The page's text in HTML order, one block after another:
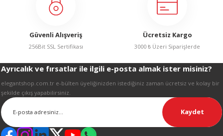
Bu ürüne benzer farklı alternatifler olmalı.
Gönder
Güvenli Alışveriş
256Bit SSL Sertifikası
Ücretsiz Kargo
3000 ₺ Üzeri Siparişlerde
Ayrıcalık ve fırsatlar ile ilgili e-posta almak ister misiniz?
elegantshop.com.tr e-bülten üyeliğinizden istediğiniz zaman ücretsiz ve kolay bir
şekilde çıkış yapabilirsiniz.
Kaydet